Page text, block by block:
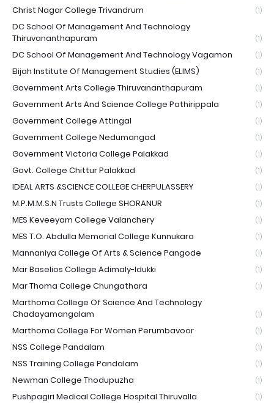
Christ Nagar College Trivandrum (1)
DC School Of Management And Technology
Thiruvananthapuram
(1)
DC School Of Management And Technology Vagamon (1)
Elijah Institute Of Management Studies (ELIMS) (1)
Government Arts College Thiruvananthapuram (1)
Government Arts And Science College Pathirippala (1)
Government College Attingal (1)
Government College Nedumangad (1)
Government Victoria College Palakkad (1)
Govt. College Chittur Palakkad (1)
IDEAL ARTS &SCIENCE COLLEGE CHERPULASSERY (1)
M.P.M.M.S.N Trusts College SHORANUR (1)
MES Keveeyam College Valanchery (1)
MES T.O. Abdulla Memorial College Kunnukara (1)
Mannaniya College Of Arts & Science Pangode (1)
Mar Baselios College Adimaly-Idukki (1)
Mar Thoma College Chungathara (1)
Marthoma College Of Science And Technology
Chadayamangalam
(1)
Marthoma College For Women Perumbavoor (1)
NSS College Pandalam (1)
NSS Training College Pandalam (1)
Newman College Thodupuzha (1)
Pushpagiri Medical College Hospital Thiruvalla (1)